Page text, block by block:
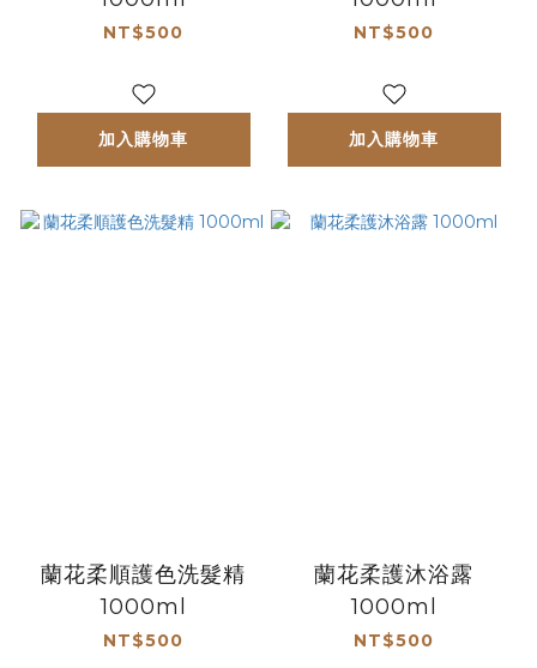
NT$500
加入購物車
NT$500
加入購物車
蘭花柔順護色洗髮精
1000ml
NT$500
蘭花柔護沐浴露
1000ml
NT$500